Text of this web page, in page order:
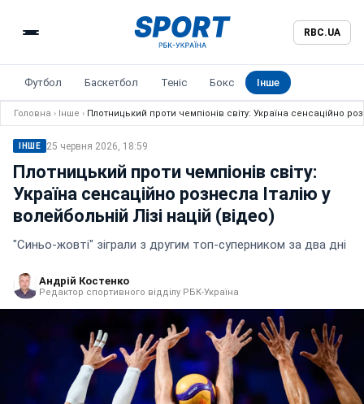
RBC.UA
Футбол Баскетбол Теніс Бокс Інше
Головна › Інше › Плотницький проти чемпіонів світу: Україна сенсаційно
ІНШЕ 25 червня 2026, 18:59
Плотницький проти чемпіонів світу:
Україна сенсаційно рознесла Італію у
волейбольній Лізі націй (відео)
"Синьо-жовті" зіграли з другим топ-суперником за два дні
Андрій Костенко
Редактор спортивного відділу РБК-Україна